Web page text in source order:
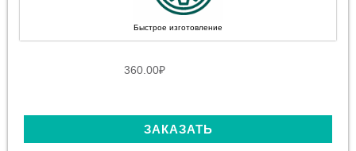
Быстрое изготовление
360.00₽
ЗАКАЗАТЬ